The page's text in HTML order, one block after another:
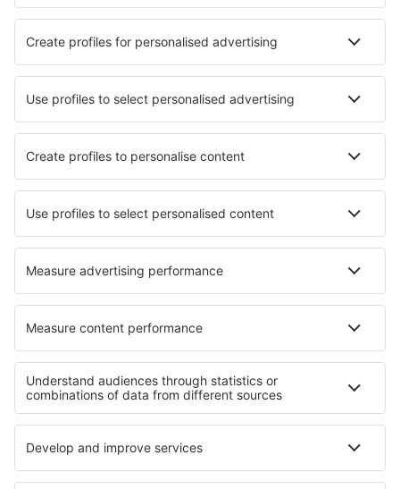
Hoteluri în Apodaca Hoteluri în Tlayecac
Cele mai bune hoteluri - orașe
Hoteluri în Dassel Hoteluri în Endwell
Hoteluri în Relevant Hoteluri în Palazzago
Hoteluri în Tumbaco Hoteluri în Thrapston
Hoteluri în Saint-Martin-de-Belleville
Cele mai bune hoteluri - regiuni
Hoteluri in San Luis Potosí Hoteluri în Yucatan
Hoteluri in Jalisco Hoteluri in Querétaro
Hoteluri în State of Mexico
Hoteluri în Riviera Engleză Hoteluri in Galicia